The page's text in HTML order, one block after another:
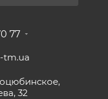
77
tm.ua
32